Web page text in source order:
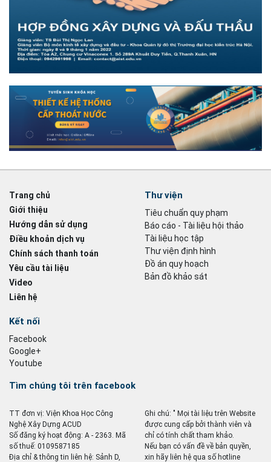
Trang chủ
Giới thiệu
Hướng dẫn sử dụng
Điều khoản dịch vụ
Chính sách thanh toán
Yêu cầu tài liệu
Video
Liên hệ
Thư viện
Tiêu chuẩn quy phạm
Báo cáo - Tài liệu hội thảo
Tài liệu học tập
Thư viện định hình
Đồ án quy hoạch
Bản đồ khảo sát
Kết nối
Facebook
Google+
Youtube
Tìm chúng tôi trên facebook
TT đơn vị: Viện Khoa Học Công
Nghệ Xây Dựng ACUD
Số đăng ký hoạt động: A - 2363. Mã
số thuế: 0109587185
Địa chỉ & thông tin liên hệ: Sảnh D,
Ghi chú: " Mọi tài liệu trên Website
được cung cấp bởi thành viên và
chỉ có tính chất tham khảo.
Nếu bạn có vấn đề về bản quyền,
xin hãy liên hệ qua số hotline